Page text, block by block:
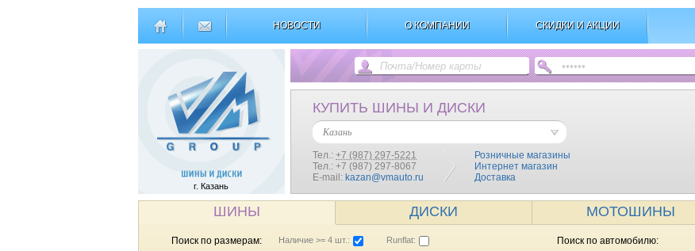
НОВОСТИ О КОМПАНИИ СКИДКИ И АКЦИИ
г. Казань
КУПИТЬ ШИНЫ И ДИСКИ
Казань
Тел.: +7 (987) 297-5221
Тел.: +7 (987) 297-8067
E-mail: kazan@vmauto.ru
Розничные магазины
Интернет магазин
Доставка
ШИНЫ ДИСКИ МОТОШИНЫ
Поиск по размерам: Наличие >= 4 шт.: Runflat: Поиск по автомобилю: